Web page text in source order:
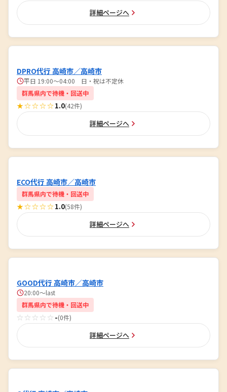
詳細ページへ
DPRO代行 高崎市／高崎市
平日 19:00〜04:00 日・祝は不定休
群馬県内で待機・回送中
★☆☆☆☆1.0(42件)
詳細ページへ
ECO代行 高崎市／高崎市
群馬県内で待機・回送中
★☆☆☆☆1.0(58件)
詳細ページへ
GOOD代行 高崎市／高崎市
20:00～last
群馬県内で待機・回送中
☆☆☆☆☆ -(0件)
詳細ページへ